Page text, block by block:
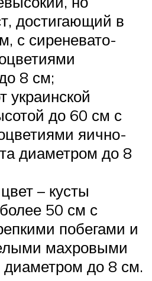
достигающий в
с сиреневато-
8 см;
украинской
до 60 см с
яично-
диаметром до 8
– кусты
50 см с
побегами и
махровыми
диаметром до 8 см.